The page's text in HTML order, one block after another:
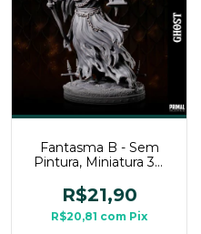
Fantasma B - Sem
Pintura, Miniatura 3D
Mesa
R$21,90
R$20,81 com Pix